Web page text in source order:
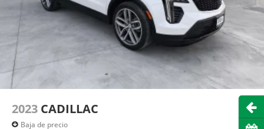
2023 CADILLAC
Baja de precio